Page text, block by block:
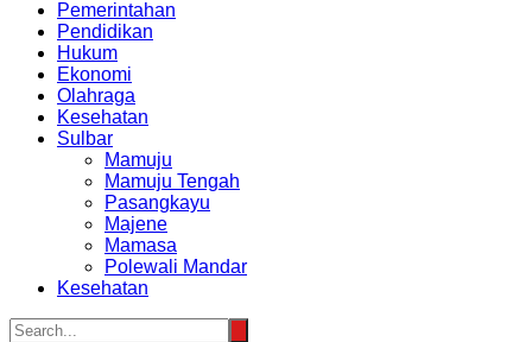
Pemerintahan
Pendidikan
Hukum
Ekonomi
Olahraga
Kesehatan
Sulbar
Mamuju
Mamuju Tengah
Pasangkayu
Majene
Mamasa
Polewali Mandar
Kesehatan